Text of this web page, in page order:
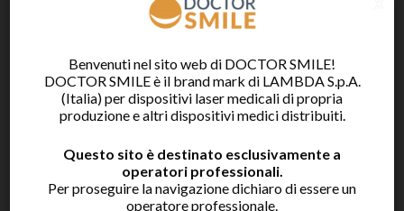
-Parte Pratica: lavoro di gruppo con
laser a diodi su tessuto animale,
mandibole animali e denti estratti
Seconda giornata
ORE 09:00-17.00 Parte Pratica
Benvenuti nel sito web di DOCTOR SMILE!
DOCTOR SMILE è il brand mark di LAMBDA S.p.A.
(Italia) per dispositivi laser medicali di propria
produzione e altri dispositivi medici distribuiti.
Questo sito è destinato esclusivamente a
operatori professionali.
Per proseguire la navigazione dichiaro di essere un
operatore professionale.